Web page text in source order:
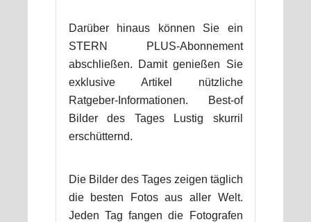
Darüber hinaus können Sie ein
STERN PLUS-Abonnement
abschließen. Damit genießen Sie
exklusive Artikel nützliche
Ratgeber-Informationen. Best-of
Bilder des Tages Lustig skurril
erschütternd.
Die Bilder des Tages zeigen täglich
die besten Fotos aus aller Welt.
Jeden Tag fangen die Fotografen